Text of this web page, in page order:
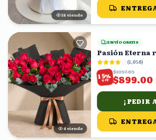
19 viendo
5 viendo
ENVÍO GRATIS
Pasión Eterna
(1,056)
15%
OFF
$1057.65
$899.00
¡PEDIR